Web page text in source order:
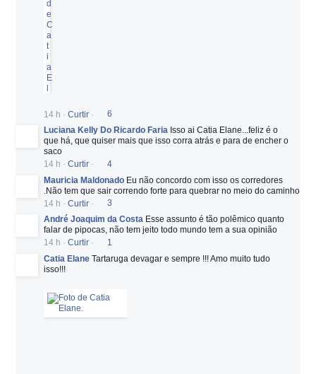
14 h · Curtir ·
6
Luciana Kelly Do Ricardo Faria Isso ai Catia Elane...feliz é o
que há, que quiser mais que isso corra atrás e para de encher o
saco
14 h · Curtir ·
4
Mauricia Maldonado Eu não concordo com isso os corredores
.Não tem que sair correndo forte para quebrar no meio do caminho
14 h · Curtir ·
3
André Joaquim da Costa Esse assunto é tão polêmico quanto
falar de pipocas, não tem jeito todo mundo tem a sua opinião
14 h · Curtir ·
1
Catia Elane Tartaruga devagar e sempre !!! Amo muito tudo
isso!!!